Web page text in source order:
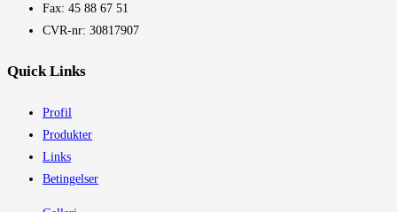
Fax: 45 88 67 51
CVR-nr: 30817907
Quick Links
Profil
Produkter
Links
Betingelser